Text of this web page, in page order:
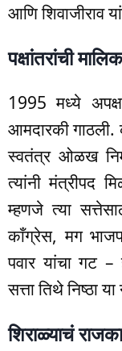
आणि शिवाजीराव
पक्षांतरांची
1995 मध्ये
आमदारकी
स्वतंत्र ओळख
त्यांनी मंत्रीपद
म्हणजे त्या
काँग्रेस, मग
पवार यांचा गट –
सत्ता तिथे निष्ठा
शिराळ्याचं